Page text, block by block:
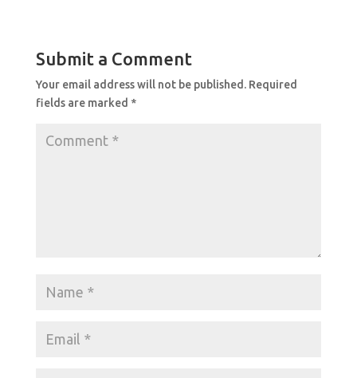
b
o
o
A
p
p
Submit a Comment
Your email address will not be published. Required
fields are marked *